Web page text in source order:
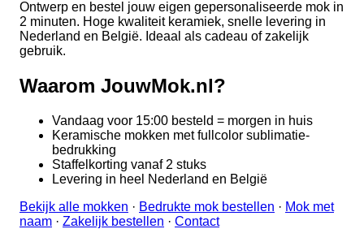
Ontwerp en bestel jouw eigen gepersonaliseerde mok in
2 minuten. Hoge kwaliteit keramiek, snelle levering in
Nederland en België. Ideaal als cadeau of zakelijk
gebruik.
Waarom JouwMok.nl?
Vandaag voor 15:00 besteld = morgen in huis
Keramische mokken met fullcolor sublimatie-
bedrukking
Staffelkorting vanaf 2 stuks
Levering in heel Nederland en België
Bekijk alle mokken · Bedrukte mok bestellen · Mok met
naam · Zakelijk bestellen · Contact